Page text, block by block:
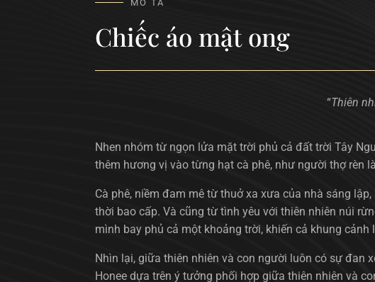
MÔ TẢ
Chiếc áo mật ong
“Thiên
–
Nhen nhóm từ ngọn lửa mặt trời phủ cả đất trời Tây
thêm hương vị vào từng hạt cà phê, như người thợ rèn
Cà phê, niềm đam mê từ thuở xa xưa của nhà sáng
thời bao cấp. Và cũng từ tình yêu với thiên nhiên núi
mình bay phủ cả một khoảng trời, khiến cả khung cảnh
Nhìn lại, giữa thiên nhiên và con người luôn có sự đan
Honee dựa trên ý tưởng phối hợp giữa thiên nhiên và